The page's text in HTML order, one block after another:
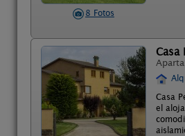
8 Fotos
Casa
Casa
el